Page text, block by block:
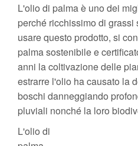
L'olio di palma è uno dei
perché ricchissimo di
usare questo prodotto, si
palma sostenibile e
anni la coltivazione delle
estrarre l'olio ha causato la
boschi danneggiando
pluviali nonché la loro
L'olio di